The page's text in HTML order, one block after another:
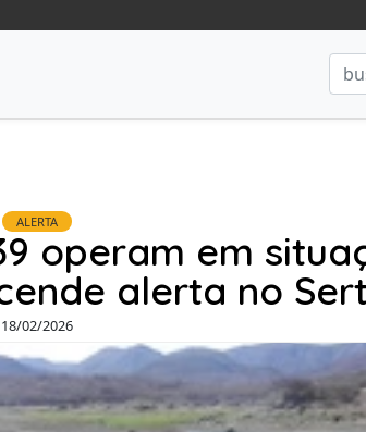
ALERTA
operam em
alerta no
18/02/2026